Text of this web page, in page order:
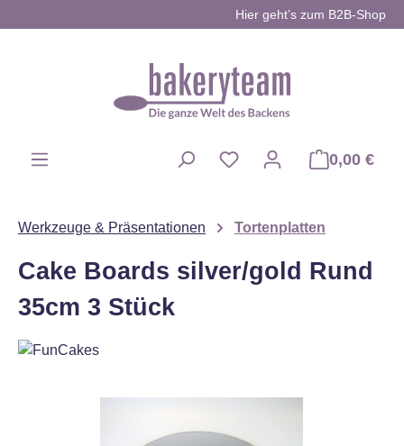
Hier geht’s zum B2B-Shop
0,00 €
Werkzeuge & Präsentationen Tortenplatten
Cake Boards silver/gold Rund
35cm 3 Stück